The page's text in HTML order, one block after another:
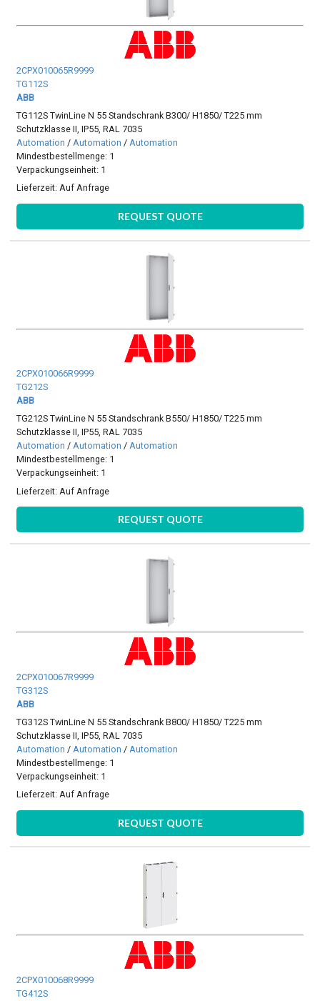
2CPX010065R9999
TG112S
ABB
TG112S TwinLine N 55 Standschrank B300/ H1850/ T225 mm
Schutzklasse II, IP55, RAL 7035
Automation / Automation / Automation
Mindestbestellmenge: 1
Verpackungseinheit: 1
Lieferzeit:Auf Anfrage
REQUEST QUOTE
2CPX010066R9999
TG212S
ABB
TG212S TwinLine N 55 Standschrank B550/ H1850/ T225 mm
Schutzklasse II, IP55, RAL 7035
Automation /Automation /Automation
Mindestbestellmenge: 1
Verpackungseinheit: 1
Lieferzeit: Auf Anfrage
REQUEST QUOTE
2CPX010067R9999
TG312S
ABB
TG312S TwinLine N 55 Standschrank B800/ H1850/ T225 mm
Schutzklasse II, IP55, RAL 7035
Automation / Automation / Automation
Mindestbestellmenge: 1
Verpackungseinheit: 1
Lieferzeit:Auf Anfrage
REQUEST QUOTE
2CPX010068R9999
TG412S